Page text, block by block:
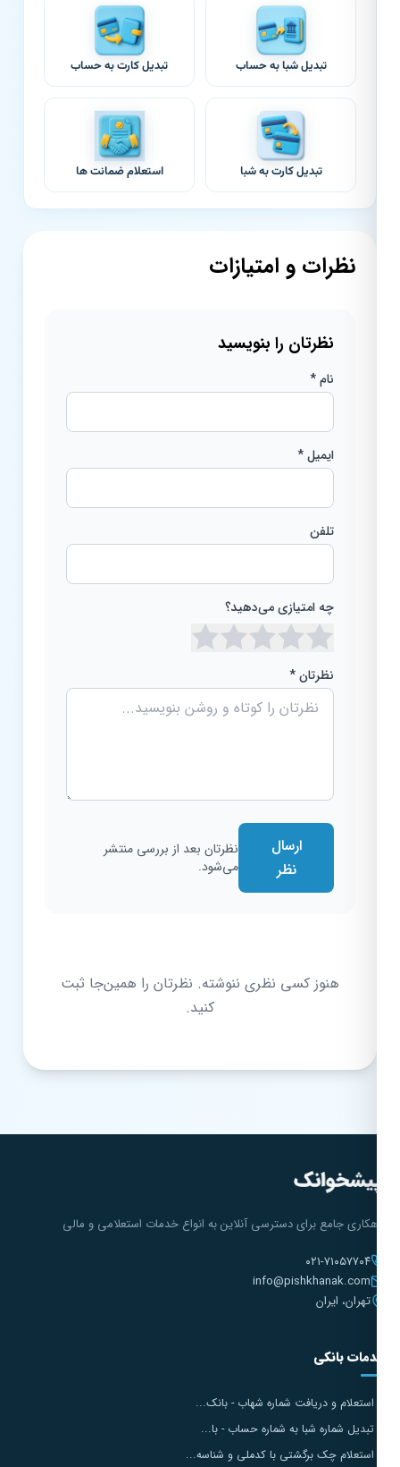
تبدیل شبا به حساب تبدیل کارت به حساب
تبدیل کارت به شبا استعلام ضمانت ها
نظرات و امتیازات
نظرتان را بنویسید
ایمیل *
تلفن
چه امتیازی می‌دهید؟
نظرتان *
ارسال
نظرتان بعد از بررسی منتشر
می‌شود.
هنوز کسی نظری ننوشته. نظرتان را همین‌جا ثبت
کنید.
جامع برای دسترسی آنلاین به انواع خدمات استعلامی و مالی
۰۲۱-۷۱۰۵۷۷۰۴
info@pishkhanak.com
تهران، ایران
بانکی
استعلام و دریافت شماره شهاب - بانک...
تبدیل شماره شبا به شماره حساب - با...
استعلام چک برگشتی با کدملی و شناسه...